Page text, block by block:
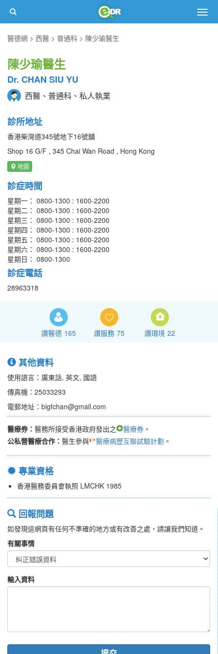
醫德網
西醫 普通科 陳少瑜醫生
陳少瑜醫生
Dr. CHAN SIU YU
西醫、普通科、私人執業
診所地址
香港柴灣道345號地下16號舖
Shop 16 G/F , 345 Chai Wan Road , Hong Kong
地圖
診症時間
星期一： 0800-1300 : 1600-2200
星期二： 0800-1300 : 1600-2200
星期三： 0800-1300 : 1600-2200
星期四： 0800-1300 : 1600-2200
星期五： 0800-1300 : 1600-2200
星期六： 0800-1300 : 1600-2200
星期日： 0800-1300
診症電話
28963318
讚醫德 165 讚服務 75 讚環境 22
其他資料
使用語言：廣東話, 英文, 國語
傳真機：25033293
電郵地址：bigfchan@gmail.com
醫療券： 醫務所接受香港政府發出之 醫療券 。
公私營醫療合作： 醫生參與 醫療病歷互聯試驗計劃 。
專業資格
香港醫務委員會執照 LMCHK 1985
回報問題
如發現這網頁有任何不準確的地方或有改善之處，請讓我們知道。
有關事情
輸入資料